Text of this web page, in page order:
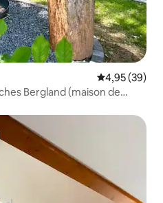
Évaluation
4,95 (39)
Bergland (maison de